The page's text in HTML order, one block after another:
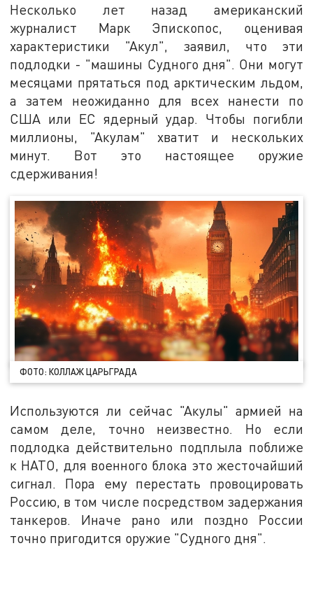
Несколько лет назад американский
журналист Марк Эпископос, оценивая
характеристики "Акул", заявил, что эти
подлодки - "машины Судного дня". Они могут
месяцами прятаться под арктическим льдом,
а затем неожиданно для всех нанести по
США или ЕС ядерный удар. Чтобы погибли
миллионы, "Акулам" хватит и нескольких
минут. Вот это настоящее оружие
сдерживания!
ФОТО: КОЛЛАЖ ЦАРЬГРАДА
Используются ли сейчас "Акулы" армией на
самом деле, точно неизвестно. Но если
подлодка действительно подплыла поближе
к НАТО, для военного блока это жесточайший
сигнал. Пора ему перестать провоцировать
Россию, в том числе посредством задержания
танкеров. Иначе рано или поздно России
точно пригодится оружие "Судного дня".